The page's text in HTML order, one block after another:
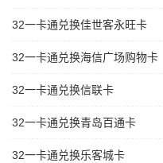
32一卡通兑换佳世客永旺卡
32一卡通兑换海信广场购物卡
32一卡通兑换信联卡
32一卡通兑换青岛百通卡
32一卡通兑换乐客城卡